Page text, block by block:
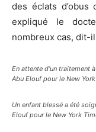
des éclats d’obus
expliqué le
nombreux cas, dit-
En attente d’un traitement
Abu Elouf pour le New
Un enfant blessé a été
Elouf pour le New York